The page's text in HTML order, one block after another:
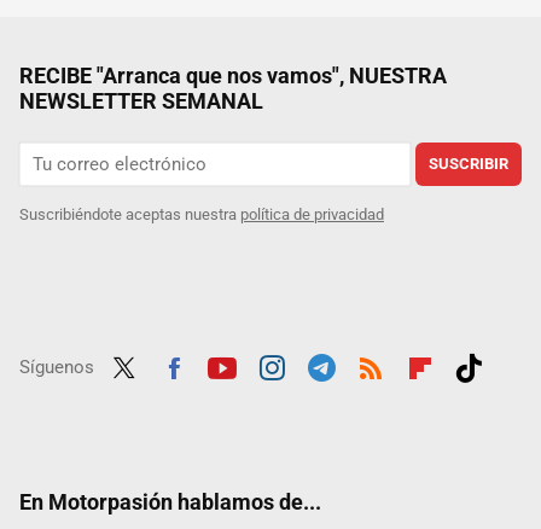
RECIBE "Arranca que nos vamos", NUESTRA
NEWSLETTER SEMANAL
SUSCRIBIR
Suscribiéndote aceptas nuestra política de privacidad
Síguenos
En Motorpasión hablamos de...